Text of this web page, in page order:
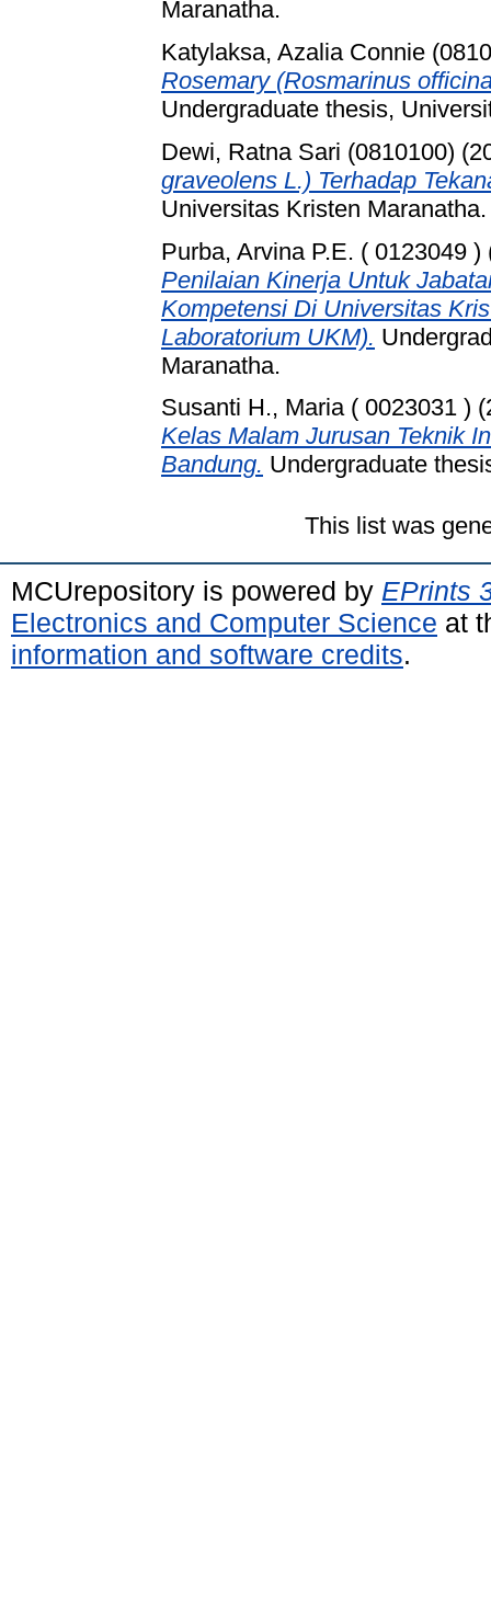
Maranatha.
Katylaksa, Azalia Connie
Rosemary (Rosmarinus
Undergraduate thesis,
Dewi, Ratna Sari (0810100)
graveolens L.) Terhadap
Universitas Kristen Maranatha.
Purba, Arvina P.E. ( 0123049 )
Penilaian Kinerja Untuk
Kompetensi Di Universitas
Laboratorium UKM).
Maranatha.
Susanti H., Maria ( 0023031 )
Kelas Malam Jurusan Teknik
Bandung. Undergraduate
This list was
MCUrepository is powered by EPrints
Electronics and Computer Science at
information and software credits.